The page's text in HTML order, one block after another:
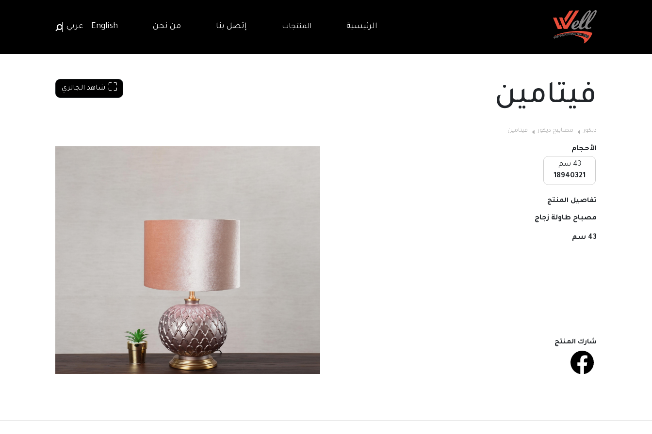
الرئيسية المنتجات إتصل بنا من نحن English عربي
فيتامين
ديكور مصابيح ديكور فيتامين
الأحجام
43 سم
18940321
تفاصيل المنتج
مصباح طاولة زجاج
43 سم
شارك المنتج
شاهد الجالري